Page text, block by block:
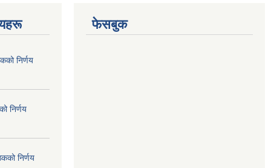
निर्णय
निर्णय
निर्णय
फेसबुक